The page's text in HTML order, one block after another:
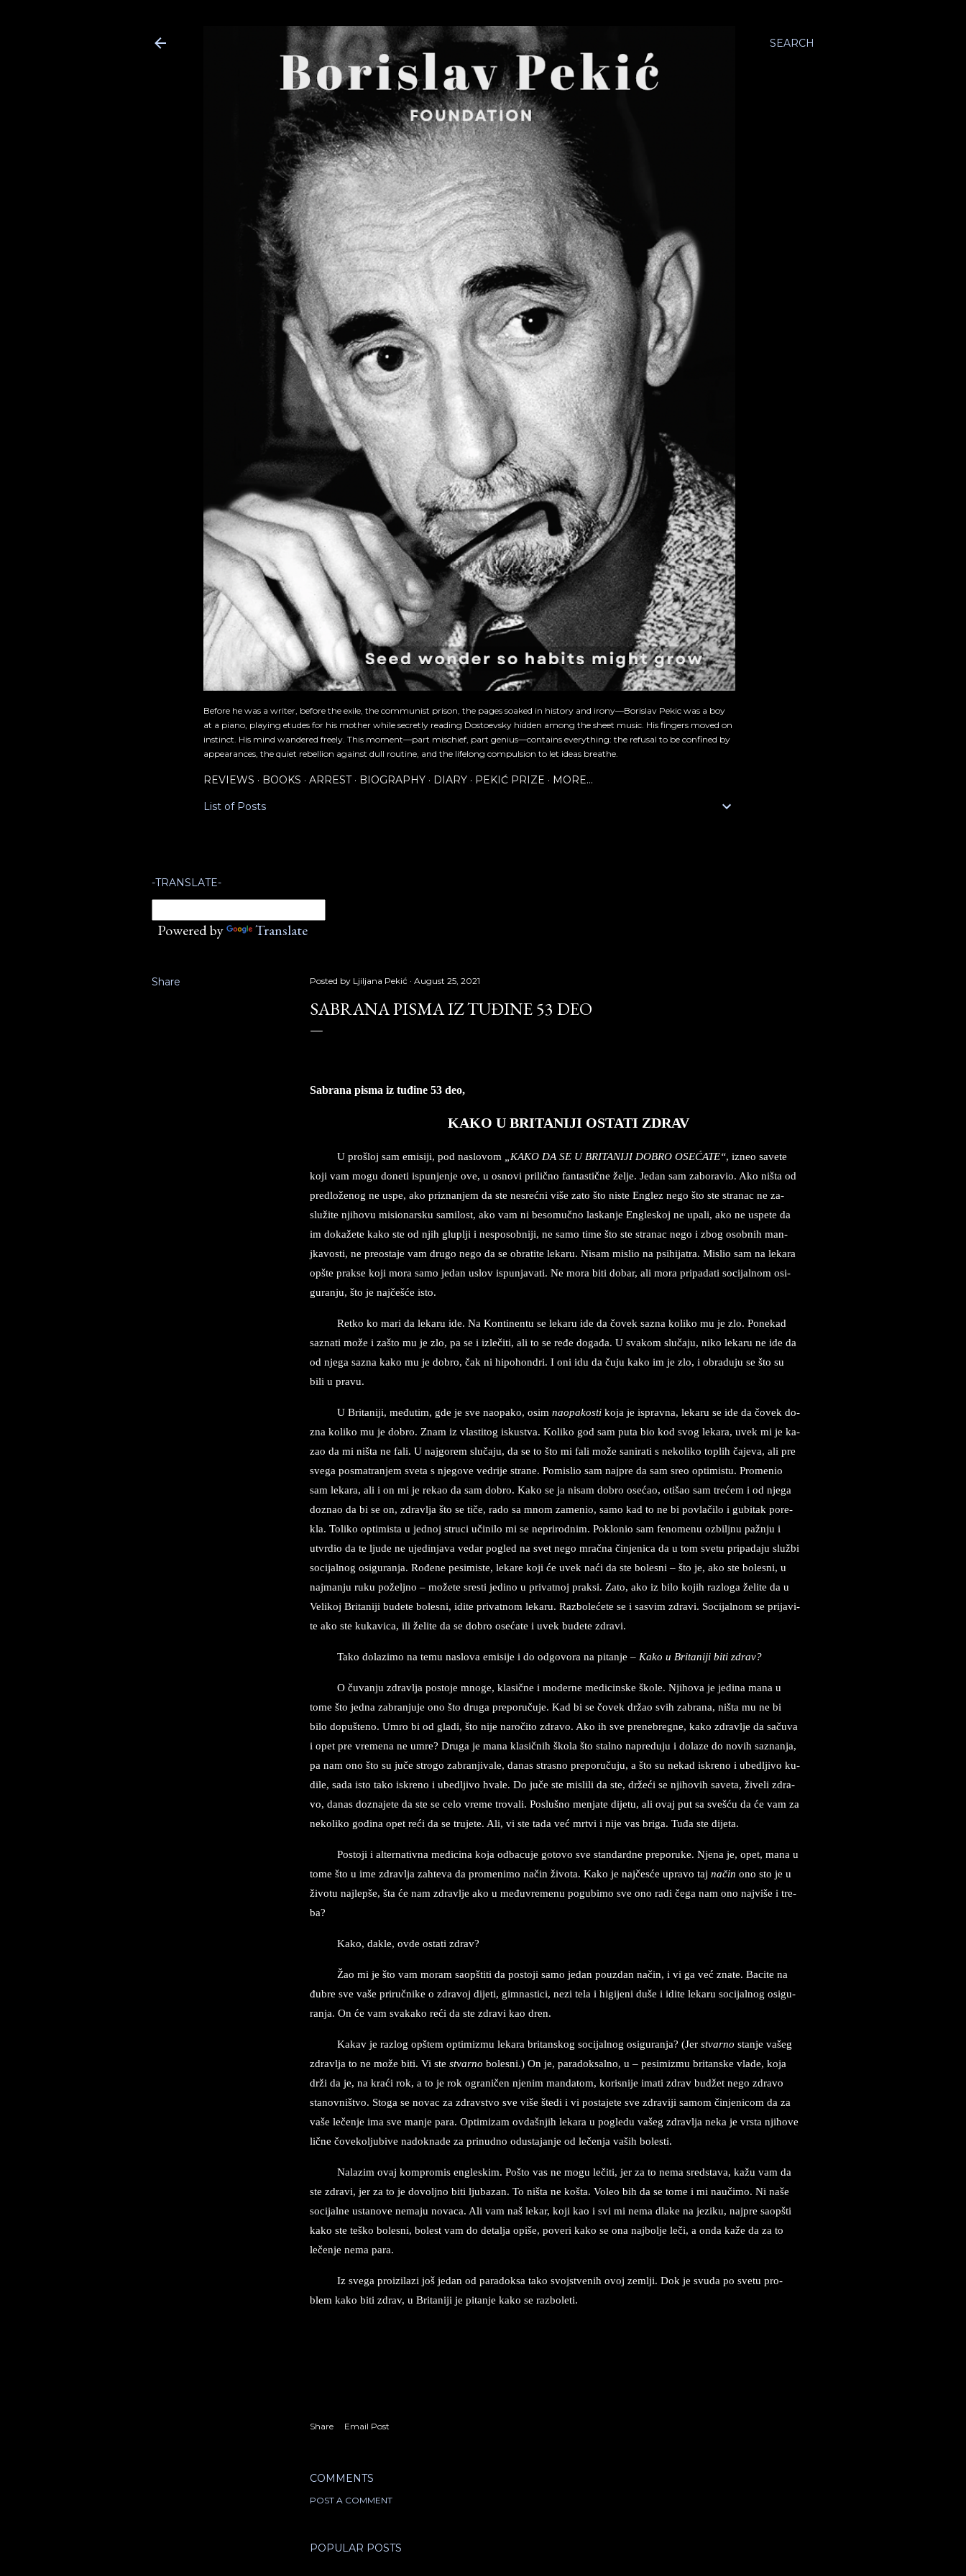
SEARCH
Before he was a writer, before the exile, the communist prison, the pages soaked in history and irony—Borislav Pekic was a boy
at a piano, playing etudes for his mother while secretly reading Dostoevsky hidden among the sheet music. His fingers moved on
instinct. His mind wandered freely. This moment—part mischief, part genius—contains everything: the refusal to be confined by
appearances, the quiet rebellion against dull routine, and the lifelong compulsion to let ideas breathe.
REVIEWS BOOKS ARREST BIOGRAPHY DIARY PEKIĆ PRIZE MORE…
List of Posts
-TRANSLATE-
Powered by Translate
Share Posted by Ljiljana Pekić August 25, 2021
SABRANA PISMA IZ TUĐINE 53 DEO
Sabrana pisma iz tuđine 53 deo,
KAKO U BRI­TA­NI­JI OSTA­TI ZDRAV
U prošloj sam emi­si­ji, pod na­slo­vom „KAKO DA SE U BRI­TA­NI­JI DO­BRO OSEĆATE“, iz­neo sa­ve­te
koji vam mogu do­ne­ti is­pun­jen­je ove, u osno­vi pri­lično fan­ta­stične želje. Je­dan sam za­bo­ra­vio. Ako ništa od
pred­loženog ne uspe, ako pri­znan­jem da ste ne­srećni više zato što ni­ste En­glez nego što ste stra­nac ne za­
služite nji­ho­vu mi­si­o­nar­sku sa­mi­lost, ako vam ni be­so­mučno la­skan­je En­gle­skoj ne upa­li, ako ne us­pe­te da
im dokažete kako ste od njih glu­plji i ne­spo­sob­ni­ji, ne samo time što ste stra­nac nego i zbog osob­nih man­
jka­vo­sti, ne pre­o­sta­je vam dru­go nego da se obra­ti­te le­ka­ru. Ni­sam mi­slio na psi­hi­ja­tra. Mi­slio sam na le­ka­ra
op­šte prak­se koji mora samo je­dan uslov is­pun­ja­va­ti. Ne mora biti do­bar, ali mora pri­pa­da­ti so­ci­jal­nom osi­
gu­ranju, što je najčešće isto.
Ret­ko ko mari da le­ka­ru ide. Na Kon­ti­nen­tu se le­ka­ru ide da čovek sa­zna ko­li­ko mu je zlo. Po­ne­kad
sa­zna­ti može i zašto mu je zlo, pa se i izlečiti, ali to se ređe događa. U sva­kom slu­ča­ju, niko le­ka­ru ne ide da
od nje­ga sa­zna kako mu je do­bro, čak ni hi­po­hon­dri. I oni idu da čuju kako im je zlo, i ob­ra­du­ju se što su
bili u pra­vu.
U Bri­ta­ni­ji, međutim, gde je sve na­o­pa­ko, osim na­o­pa­kosti koja je is­prav­na, le­ka­ru se ide da čovek do­
zna ko­li­ko mu je do­bro. Znam iz vla­sti­tog is­ku­stva. Ko­li­ko god sam puta bio kod svog le­ka­ra, uvek mi je ka­
zao da mi ništa ne fali. U naj­go­rem slučaju, da se to što mi fali može sa­ni­ra­ti s ne­ko­li­ko to­plih čaje­va, ali pre
sve­ga po­sma­tran­jem sve­ta s nje­go­ve ve­dri­je stra­ne. Po­mi­slio sam naj­pre da sam sreo op­ti­mi­stu. Pro­me­nio
sam le­ka­ra, ali i on mi je re­kao da sam do­bro. Kako se ja ni­sam do­bro osećao, oti­šao sam trećem i od nje­ga
do­znao da bi se on, zdrav­lja što se tiče, rado sa mnom za­me­nio, samo kad to ne bi pov­lačilo i gu­bi­tak po­re­
kla. To­li­ko op­ti­mi­sta u jed­noj stru­ci učini­lo mi se ne­pri­rod­nim. Po­klo­nio sam fe­no­me­nu ozbil­jnu pažnju i
utvr­dio da te lju­de ne uje­din­ja­va ve­dar po­gled na svet nego mračna čin­je­ni­ca da u tom sve­tu pri­pa­da­ju službi
so­ci­ja­ln­og osi­gu­ran­ja. Ro­đe­ne pe­si­mi­ste, le­ka­re koji će uvek naći da ste bo­le­sni – što je, ako ste bo­le­sni, u
naj­man­ju ruku požel­jno – možete sre­sti je­di­no u pri­vat­noj prak­si. Zato, ako iz bilo ko­jih raz­lo­ga želi­te da u
Ve­li­koj Bri­ta­ni­ji bu­de­te bo­le­sni, idi­te pri­vat­nom le­ka­ru. Raz­bo­lećete se i sa­svim zdra­vi. So­ci­jal­nom se pri­ja­vi­
te ako ste ku­ka­vi­ca, ili želi­te da se do­bro osećate i uvek bu­de­te zdra­vi.
Tako do­la­zi­mo na temu na­slo­va emi­si­je i do od­go­vo­ra na pi­tan­je – Kako u Bri­ta­ni­ji biti zdrav?
O čuvan­ju zdrav­lja po­sto­je mno­ge, kla­sične i mo­der­ne me­dicinske škole. Nji­ho­va je je­di­na mana u
tome što jed­na za­bran­ju­je ono što dru­ga pre­po­ručuje. Kad bi se čo­vek držao svih za­bra­na, ništa mu ne bi
bilo do­pu­šte­no. Umro bi od gla­di, što nije na­ro­či­to zdra­vo. Ako ih sve pre­ne­breg­ne, kako zdrav­lje da sačuva
i opet pre vre­me­na ne umre? Dru­ga je mana kla­sičnih ško­la što stal­no na­pre­du­ju i do­la­ze do no­vih sa­znan­ja,
pa nam ono što su juče stro­go za­bran­ji­va­le, da­nas stra­sno pre­po­ručuju, a što su ne­kad iskre­no i ube­dljivo ku­
di­le, sada isto tako iskre­no i ube­dlji­vo hva­le. Do juče ste mi­sli­li da ste, držeći se nji­ho­vih sa­ve­ta, žive­li zdra­
vo, da­nas do­zna­je­te da ste se celo vre­me tro­va­li. Po­slušno men­ja­te di­je­tu, ali ovaj put sa svešću da će vam za
ne­ko­li­ko go­di­na opet reći da se tru­je­te. Ali, vi ste tada već mr­tvi i nije vas bri­ga. Tuđa ste di­je­ta.
Po­sto­ji i al­te­rna­tiv­na me­dicina koja od­ba­cu­je go­to­vo sve stan­dard­ne pre­po­ru­ke. Nje­na je, opet, mana u
tome što u ime zdrav­lja zah­te­va da pro­me­ni­mo način živo­ta. Kako je najčesće upra­vo taj način ono sto ­je u
živo­tu naj­lep­še, šta će nam zdrav­lje ako u međuvre­me­nu po­gu­bi­mo sve ono radi čega nam ono naj­vi­še i tre­
ba?
Kako, da­kle, ovde osta­ti zdrav?
Žao­ mi ­je što vam mo­ram saopštiti da po­sto­ji sa­mo ­je­dan po­u­zdan način, i vi ga već zna­te. Ba­ci­te na
đubre sve vaše pri­ručnike o zdra­voj di­je­ti, gim­na­sti­ci, nezi tela i hi­gi­je­ni duše i idi­te le­ka­ru so­ci­jal­nog osi­gu­
ran­ja. On će vam sva­ka­ko reći da ste zdra­vi kao dren.
Ka­kav je raz­log op­štem op­ti­mi­zmu le­ka­ra bri­tan­skog so­ci­jal­nog osi­gu­ran­ja? (Jer stvar­no stan­je va­šeg
zdrav­lja to ne može biti. Vi ste stva­rno bo­le­sni.) On je, pa­ra­dok­salno, u – pe­si­mi­zmu bri­tan­ske vla­de, koja
drži da je, na kraći rok, a to je rok ogra­ničen nje­nim man­da­tom, ko­ri­snije ima­ti zdrav budžet nego zdra­vo
sta­novništvo. Sto­ga se no­vac za zdrav­stvo sve više štedi i vi po­sta­je­te sve zdra­vi­ji sa­mom čin­je­ni­com da za
vaše lečenje ima sve man­je para. Op­ti­mizam ovdašnjih le­ka­ra u po­gle­du vašeg zdrav­lja ne­ka ­je vr­sta nji­ho­ve
lične čove­kol­ju­bi­ve na­dok­na­de za pri­nu­dno odus­tajan­je od lečenja va­ših bo­le­sti.
Na­la­zim ovaj kom­pro­mis en­gle­skim. Po­što vas ne mogu lečiti, jer za to nema sred­sta­va, kažu vam da
ste zdra­vi, jer za to je do­vol­jno biti lju­ba­zan. To ništa ne ko­šta. Vo­leo bih da se tome i mi naučimo. Ni naše
so­ci­jal­ne usta­no­ve ne­ma­ju no­va­ca. Ali vam naš le­kar, koji kao i svi mi nema dla­ke na je­zi­ku, naj­pre saopšti
kako ste te­ško bo­le­sni, bo­lest vam do de­ta­lja opi­še, po­ve­ri kako se ona naj­bol­je leči, a onda kaže da za to
lečenje nema para.
Iz sve­ga pro­iz­i­la­zi još je­dan od pa­ra­dok­sa tako svoj­stvenih ovoj ze­mlji. Dok je svu­da po sve­tu pro­
blem kako biti zdrav, u Bri­ta­ni­ji je pi­tan­je kako se raz­bo­le­ti.
Share Email Post
COMMENTS
POST A COMMENT
POPULAR POSTS